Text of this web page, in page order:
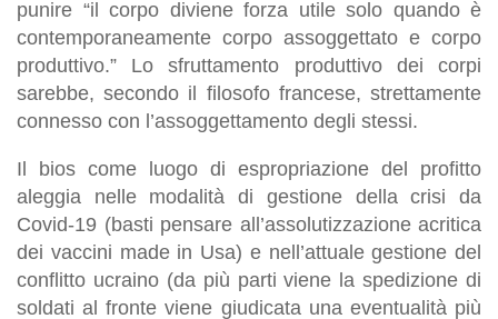
punire “il corpo diviene forza utile solo quando è
contemporaneamente corpo assoggettato e corpo
produttivo.” Lo sfruttamento produttivo dei corpi
sarebbe, secondo il filosofo francese, strettamente
connesso con l’assoggettamento degli stessi.
Il bios come luogo di espropriazione del profitto
aleggia nelle modalità di gestione della crisi da
Covid-19 (basti pensare all’assolutizzazione acritica
dei vaccini made in Usa) e nell’attuale gestione del
conflitto ucraino (da più parti viene la spedizione di
soldati al fronte viene giudicata una eventualità più